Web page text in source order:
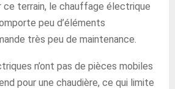
ce terrain, le chauffage électrique
peu d’éléments
très peu de maintenance.
n’ont pas de pièces mobiles
pour une chaudière, ce qui limite